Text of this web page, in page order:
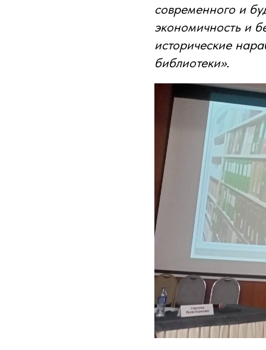
современного и
экономичность и
исторические
библиотеки».